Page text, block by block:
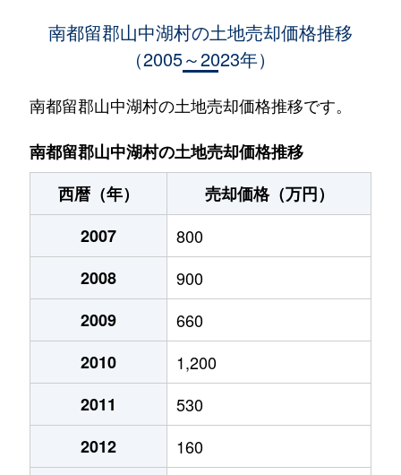
700万円 富士山 徒歩1時間45分
山中
800万円 富士山 徒歩1時間45分
山中
1,400万円 - -
南都留郡山中湖村の土地売却価格推移
（2005～2023年）
南都留郡山中湖村の土地売却価格推移です。
南都留郡山中湖村の土地売却価格推移
西暦（年）
売却価格（万円）
2007
800
2008
900
2009
660
2010
1,200
2011
530
2012
160